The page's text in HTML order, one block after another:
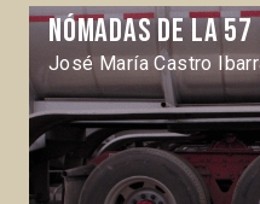
Nómadas de la 57
José María Castro